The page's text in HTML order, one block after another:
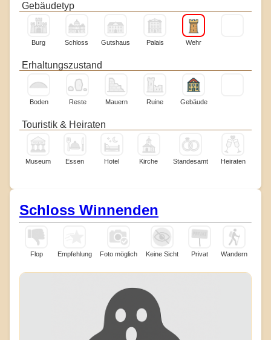
Gebäudetyp
Burg Schloss Gutshaus Palais Wehr
Erhaltungszustand
Boden Reste Mauern Ruine Gebäude
Touristik & Heiraten
Museum Essen Hotel Kirche Standesamt Heiraten
Schloss Winnenden
Flop Empfehlung Foto möglich Keine Sicht Privat Wandern